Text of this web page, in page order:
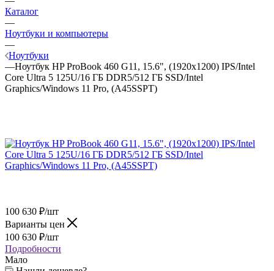
Каталог
—
Ноутбуки и компьютеры
—
Ноутбуки
—Ноутбук HP ProBook 460 G11, 15.6", (1920x1200) IPS/Intel
Core Ultra 5 125U/16 ГБ DDR5/512 ГБ SSD/Intel
Graphics/Windows 11 Pro, (A45SSPT)
100 630 ₽/шт
Варианты цен
100 630 ₽/шт
Подробности
Мало